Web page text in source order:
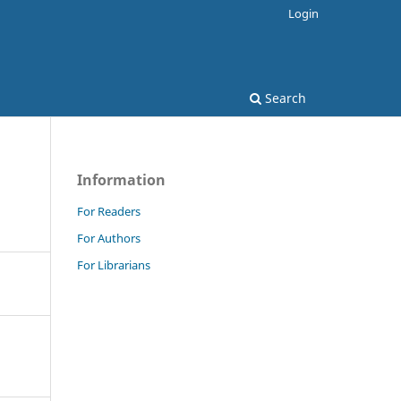
Search
Login
Information
For Readers
For Authors
For Librarians